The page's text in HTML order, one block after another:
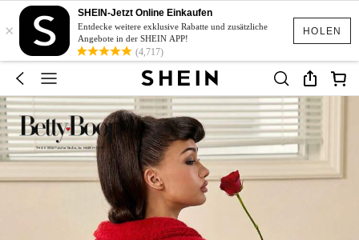
HOLEN
×
SHEIN-Jetzt Online Einkaufen
Entdecke weitere exklusive Rabatte und zusätzliche
Angebote in der SHEIN APP!
(4,717)